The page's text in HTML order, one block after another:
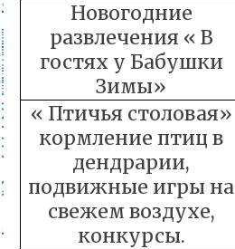
Новогодние
развлечения « В
гостях у Бабушки
Зимы»
« Птичья столовая»
кормление птиц в
дендрарии,
подвижные игры на
свежем воздухе,
конкурсы.